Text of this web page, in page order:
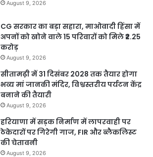
August 9, 2026
CG सरकार का बड़ा सहारा, माओवादी हिंसा में
अपनों को खोने वाले 15 परिवारों को मिले ₹2.25
करोड़
August 9, 2026
सीतामढ़ी में 31 दिसंबर 2028 तक तैयार होगा
भव्य मां जानकी मंदिर, विश्वस्तरीय पर्यटन केंद्र
बनाने की तैयारी
August 9, 2026
हरियाणा में सड़क निर्माण में लापरवाही पर
ठेकेदारों पर गिरेगी गाज, FIR और ब्लैकलिस्ट
की चेतावनी
August 9, 2026